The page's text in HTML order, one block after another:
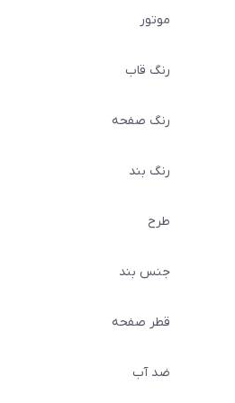
موتور
رنگ قاب
رنگ صفحه
رنگ بند
طرح
جنس بند
قطر صفحه
ضد آب